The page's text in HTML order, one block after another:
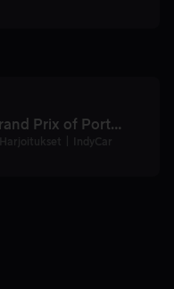
Bitnile.com Grand Prix of Portland
Harjoitukset
IndyCar